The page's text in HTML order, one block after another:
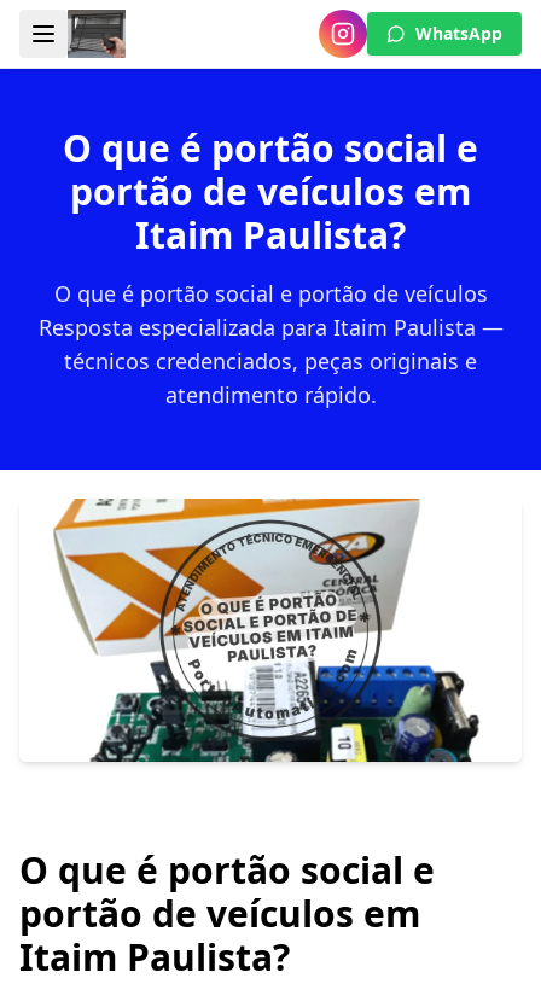
WhatsApp
O que é portão social e
portão de veículos em
Itaim Paulista?
O que é portão social e portão de veículos
Resposta especializada para Itaim Paulista —
técnicos credenciados, peças originais e
atendimento rápido.
O que é portão social e
portão de veículos em
Itaim Paulista?